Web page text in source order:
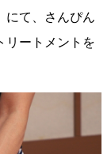
にて、さんぴん
リートメントを